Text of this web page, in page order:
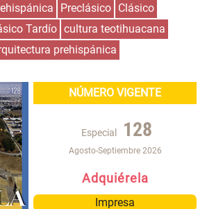
Preclásico Clásico
Tardío cultura teotihuacana
prehispánica
NÚMERO VIGENTE
Especial 128
Agosto-Septiembre 2026
Adquiérela
Impresa